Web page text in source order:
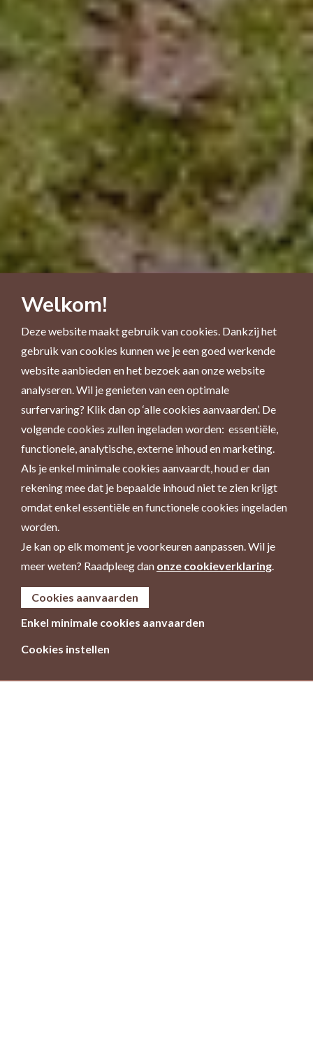
Welkom!
Deze website maakt gebruik van cookies. Dankzij het
gebruik van cookies kunnen we je een goed werkende
website aanbieden en het bezoek aan onze website
analyseren. Wil je genieten van een optimale
surfervaring? Klik dan op ‘alle cookies aanvaarden’. De
volgende cookies zullen ingeladen worden: essentiële,
functionele, analytische, externe inhoud en marketing.
Als je enkel minimale cookies aanvaardt, houd er dan
rekening mee dat je bepaalde inhoud niet te zien krijgt
omdat enkel essentiële en functionele cookies ingeladen
worden.
Je kan op elk moment je voorkeuren aanpassen. Wil je
meer weten? Raadpleeg dan onze cookieverklaring.
Cookies aanvaarden
Enkel minimale cookies aanvaarden
Cookies instellen